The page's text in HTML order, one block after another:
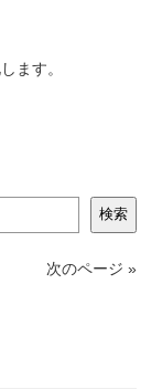
ます。
検索
次のページ »